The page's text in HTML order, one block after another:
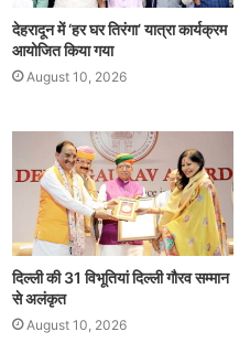
देहरादून में ‘हर घर तिरंगा’ यात्रा कार्यक्रम
आयोजित किया गया
August 10, 2026
दिल्ली की 31 विभूतियां दिल्ली गौरव सम्मान
से अलंकृत
August 10, 2026